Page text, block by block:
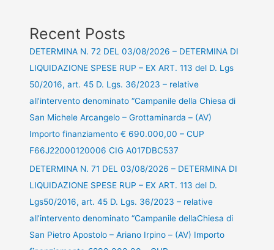
Recent Posts
DETERMINA N. 72 DEL 03/08/2026 – DETERMINA DI
LIQUIDAZIONE SPESE RUP – EX ART. 113 del D. Lgs
50/2016, art. 45 D. Lgs. 36/2023 – relative
all’intervento denominato “Campanile della Chiesa di
San Michele Arcangelo – Grottaminarda – (AV)
Importo finanziamento € 690.000,00 – CUP
F66J22000120006 CIG A017DBC537
DETERMINA N. 71 DEL 03/08/2026 – DETERMINA DI
LIQUIDAZIONE SPESE RUP – EX ART. 113 del D.
Lgs50/2016, art. 45 D. Lgs. 36/2023 – relative
all’intervento denominato “Campanile dellaChiesa di
San Pietro Apostolo – Ariano Irpino – (AV) Importo